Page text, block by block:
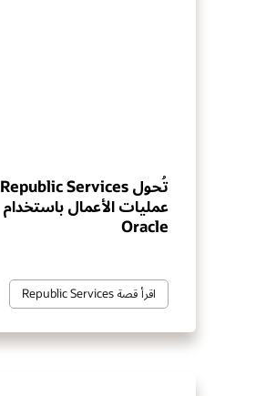
تُحول Republic Services
عمليات الأعمال باستخدام
Oracle
اقرأ قصة Republic Services